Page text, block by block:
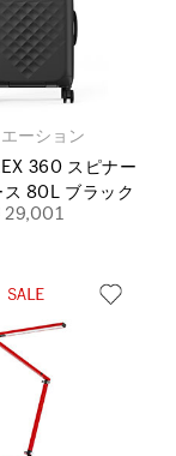
ーション
360 スピナー
ス 80L ブラック
29,001